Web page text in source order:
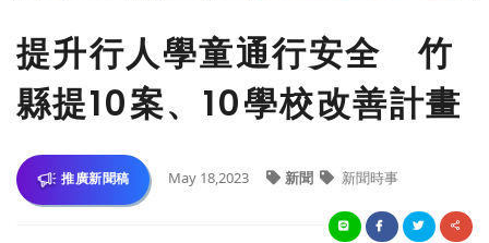
提升行人學童通行安全 竹
縣提10案、10學校改善計畫
推廣新聞稿 May 18,2023 新聞 新聞時事